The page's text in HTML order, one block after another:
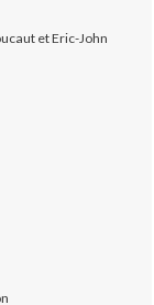
et Eric-John